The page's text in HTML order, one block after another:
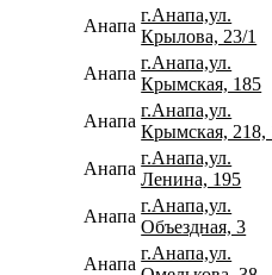
Анапа
г.Анапа,ул.
Крылова, 23/1
Анапа
г.Анапа,ул.
Крымская, 185
Анапа
г.Анапа,ул.
Крымская, 218,
Анапа
г.Анапа,ул.
Ленина, 195
Анапа
г.Анапа,ул.
Объездная, 3
Анапа
г.Анапа,ул.